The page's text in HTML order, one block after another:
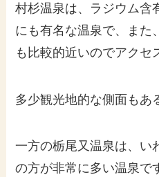
村杉温泉は、ラジウム含
にも有名な温泉で、また
も比較的近いのでアクセ
多少観光地的な側面もあ
一方の栃尾又温泉は、い
の方が非常に多い温泉で